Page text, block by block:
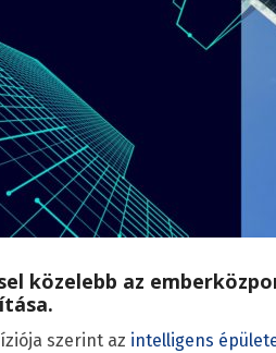
közelebb az
szerint az intelligens